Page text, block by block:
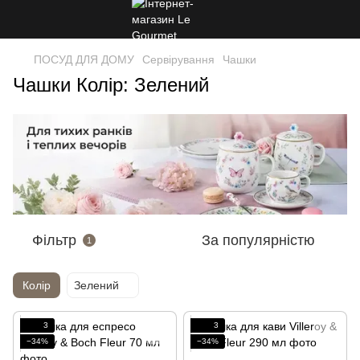
ПОСУД ДЛЯ ДОМУ Сервірування Чашки
Чашки Колір: Зелений
Фільтр 1 За популярністю
Колір Зелений
3
−34%
3
−34%